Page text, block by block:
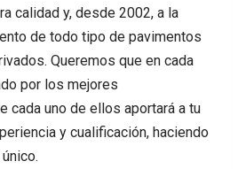
calidad y, desde 2002, a la
de todo tipo de pavimentos
Queremos que en cada
por los mejores
cada uno de ellos aportará a tu
y cualificación, haciendo